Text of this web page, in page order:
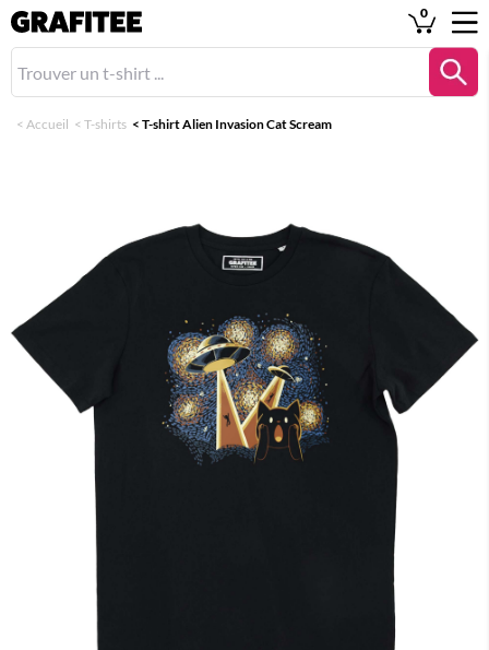
0
< Accueil < T-shirts < T-shirt Alien Invasion Cat Scream